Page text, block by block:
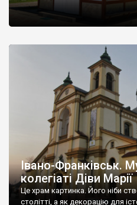
Івано-Франківськ.
колегіаті Діви Марії
Це храм картинка. Його ніби
столітті, а як декорацію для